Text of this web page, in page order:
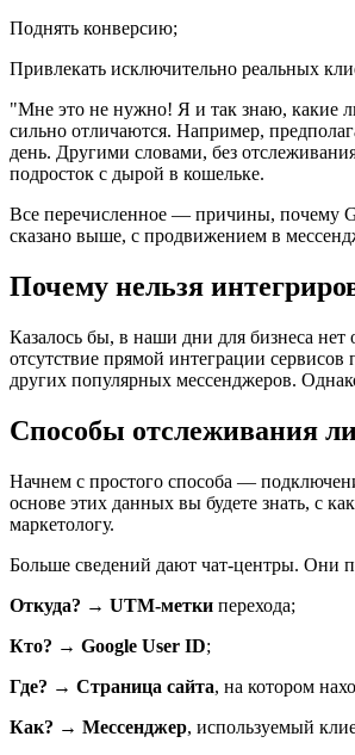
Поднять конверсию;
Привлекать исключительно реальных
"Мне это не нужно! Я и так знаю, какие
сильно отличаются. Например,
день. Другими словами, без
подросток с дырой в кошельке.
Все перечисленное — причины, почему
сказано выше, с продвижением в
Почему нельзя
Казалось бы, в наши дни для бизнеса нет
отсутствие прямой интеграции
других популярных мессенджеров.
Способы отслеживания
Начнем с простого способа —
основе этих данных вы будете знать, с
маркетологу.
Больше сведений дают чат-центры. Они
Откуда? → UTM-метки перехода;
Кто? → Google User ID;
Где? → Страница сайта, на котором
Как? → Мессенджер, используемый